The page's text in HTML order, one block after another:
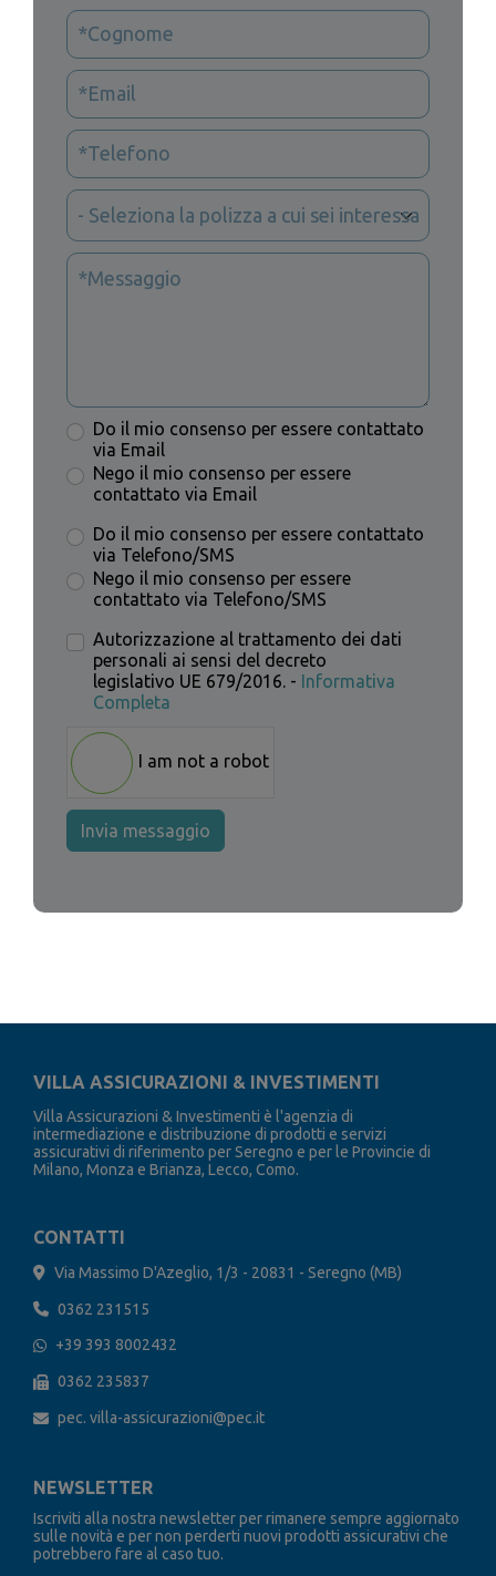
Do il mio consenso per essere contattato
via Email
Nego il mio consenso per essere
contattato via Email
Do il mio consenso per essere contattato
via Telefono/SMS
Nego il mio consenso per essere
contattato via Telefono/SMS
Autorizzazione al trattamento dei dati
personali ai sensi del decreto
legislativo UE 679/2016. - Informativa
Completa
I am not a robot
Invia messaggio
VILLA ASSICURAZIONI & INVESTIMENTI
Villa Assicurazioni & Investimenti è l'agenzia di
intermediazione e distribuzione di prodotti e servizi
assicurativi di riferimento per Seregno e per le Provincie di
Milano, Monza e Brianza, Lecco, Como.
CONTATTI
Via Massimo D'Azeglio, 1/3 - 20831 - Seregno (MB)
0362 231515
+39 393 8002432
0362 235837
pec. villa-assicurazioni@pec.it
NEWSLETTER
Iscriviti alla nostra newsletter per rimanere sempre aggiornato
sulle novità e per non perderti nuovi prodotti assicurativi che
potrebbero fare al caso tuo.